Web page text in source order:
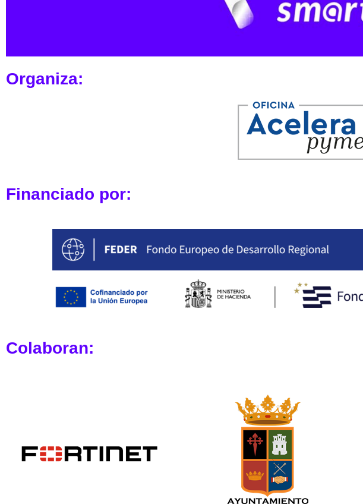
Organiza:
Financiado por:
Colaboran: